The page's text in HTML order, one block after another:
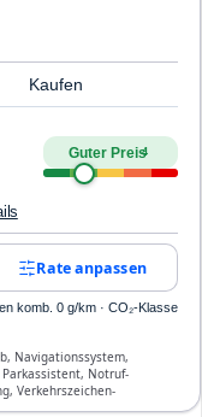
Kaufen
Guter Preis4
Rate anpassen
komb. 0 g/km · CO₂-Klasse
Navigationssystem,
Parkassistent, Notruf-
Verkehrszeichen-
weitere Airbags